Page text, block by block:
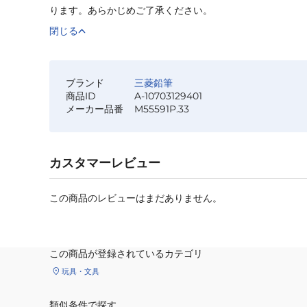
ります。あらかじめご了承ください。
閉じる
ブランド
三菱鉛筆
商品ID
A-10703129401
メーカー品番
M55591P.33
カスタマーレビュー
この商品のレビューはまだありません。
この商品が登録されているカテゴリ
玩具・文具